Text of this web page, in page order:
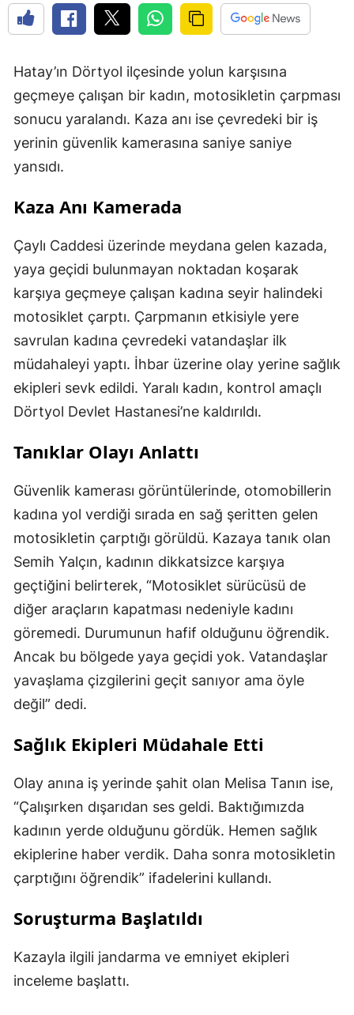
Hatay’ın Dörtyol ilçesinde yolun karşısına
geçmeye çalışan bir kadın, motosikletin çarpması
sonucu yaralandı. Kaza anı ise çevredeki bir iş
yerinin güvenlik kamerasına saniye saniye
yansıdı.
Kaza Anı Kamerada
Çaylı Caddesi üzerinde meydana gelen kazada,
yaya geçidi bulunmayan noktadan koşarak
karşıya geçmeye çalışan kadına seyir halindeki
motosiklet çarptı. Çarpmanın etkisiyle yere
savrulan kadına çevredeki vatandaşlar ilk
müdahaleyi yaptı. İhbar üzerine olay yerine sağlık
ekipleri sevk edildi. Yaralı kadın, kontrol amaçlı
Dörtyol Devlet Hastanesi’ne kaldırıldı.
Tanıklar Olayı Anlattı
Güvenlik kamerası görüntülerinde, otomobillerin
kadına yol verdiği sırada en sağ şeritten gelen
motosikletin çarptığı görüldü. Kazaya tanık olan
Semih Yalçın, kadının dikkatsizce karşıya
geçtiğini belirterek, “Motosiklet sürücüsü de
diğer araçların kapatması nedeniyle kadını
göremedi. Durumunun hafif olduğunu öğrendik.
Ancak bu bölgede yaya geçidi yok. Vatandaşlar
yavaşlama çizgilerini geçit sanıyor ama öyle
değil” dedi.
Sağlık Ekipleri Müdahale Etti
Olay anına iş yerinde şahit olan Melisa Tanın ise,
“Çalışırken dışarıdan ses geldi. Baktığımızda
kadının yerde olduğunu gördük. Hemen sağlık
ekiplerine haber verdik. Daha sonra motosikletin
çarptığını öğrendik” ifadelerini kullandı.
Soruşturma Başlatıldı
Kazayla ilgili jandarma ve emniyet ekipleri
inceleme başlattı.